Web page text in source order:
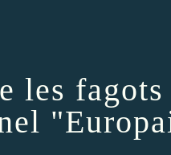
les fagots